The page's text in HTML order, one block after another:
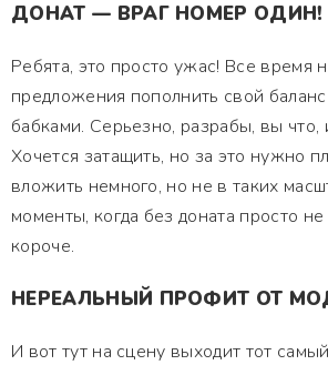
ДОНАТ — ВРАГ НОМЕР ОДИН!
Ребята, это просто ужас! Все время
предложения пополнить свой
бабками. Серьезно, разрабы, вы что,
Хочется затащить, но за это нужно
вложить немного, но не в таких
моменты, когда без доната просто
короче.
НЕРЕАЛЬНЫЙ ПРОФИТ ОТ
И вот тут на сцену выходит тот